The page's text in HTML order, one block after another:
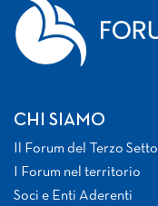
CHI SIAMO
Il Forum del Terzo
I Forum nel territorio
Soci e Enti Aderenti